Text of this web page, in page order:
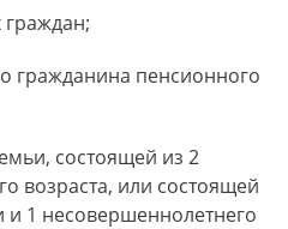
гражданина пенсионного
состоящей из 2
возраста, или состоящей
и 1 несовершеннолетнего